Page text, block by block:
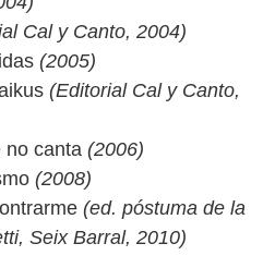
Cal y Canto, 2004)
(2005)
(Editorial Cal y Canto,
no canta (2006)
(2008)
(ed. póstuma de la
Seix Barral, 2010)